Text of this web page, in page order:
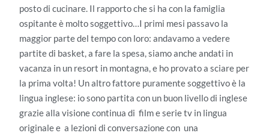
posto di cucinare. Il rapporto che si ha con la famiglia
ospitante è molto soggettivo…I primi mesi passavo la
maggior parte del tempo con loro: andavamo a vedere
partite di basket, a fare la spesa, siamo anche andati in
vacanza in un resort in montagna, e ho provato a sciare per
la prima volta! Un altro fattore puramente soggettivo è la
lingua inglese: io sono partita con un buon livello di inglese
grazie alla visione continua di film e serie tv in lingua
originale e a lezioni di conversazione con una